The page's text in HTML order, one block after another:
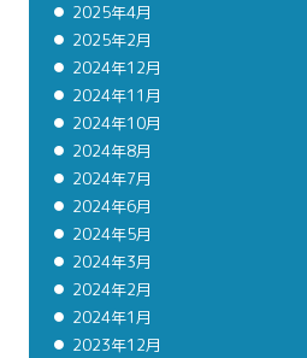
2025年4月
2025年2月
2024年12月
2024年11月
2024年10月
2024年8月
2024年7月
2024年6月
2024年5月
2024年3月
2024年2月
2024年1月
2023年12月